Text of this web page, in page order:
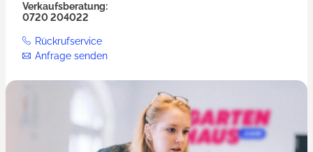
Verkaufsberatung:
0720 204022
Rückrufservice
Anfrage senden